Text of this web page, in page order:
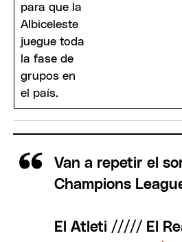
Van a repetir el
Champions
El Atleti ///// El